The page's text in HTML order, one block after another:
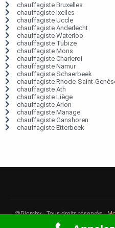
chauffagiste Bruxelles
chauffagiste Ixelles
chauffagiste Uccle
chauffagiste Anderlecht
chauffagiste Waterloo
chauffagiste Tubize
chauffagiste Mons
chauffagiste Charleroi
chauffagiste Namur
chauffagiste Schaerbeek
chauffagiste Rhode-Saint-
chauffagiste Ath
chauffagiste Liège
chauffagiste Arlon
chauffagiste Manage
chauffagiste Ganshoren
chauffagiste Etterbeek
@Plomby - Tous droits réservés -
Débouchage Belgique